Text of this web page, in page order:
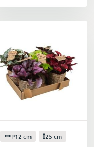
P12 cm 25 cm